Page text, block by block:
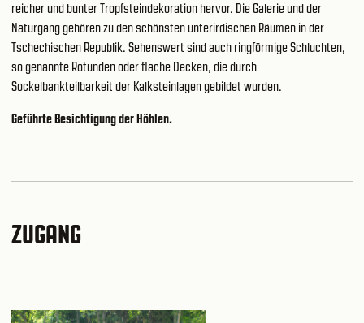
reicher und bunter Tropfsteindekoration hervor. Die Galerie und der
Naturgang gehören zu den schönsten unterirdischen Räumen in der
Tschechischen Republik. Sehenswert sind auch ringförmige Schluchten,
so genannte Rotunden oder flache Decken, die durch
Sockelbankteilbarkeit der Kalksteinlagen gebildet wurden.
Geführte Besichtigung der Höhlen.
ZUGANG